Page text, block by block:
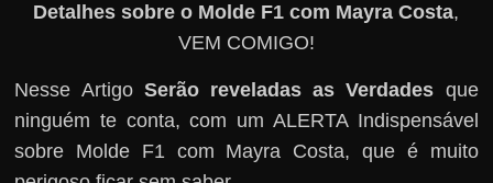
Detalhes sobre o Molde F1 com Mayra Costa,
VEM COMIGO!
Nesse Artigo Serão reveladas as Verdades que
ninguém te conta, com um ALERTA Indispensável
sobre Molde F1 com Mayra Costa, que é muito